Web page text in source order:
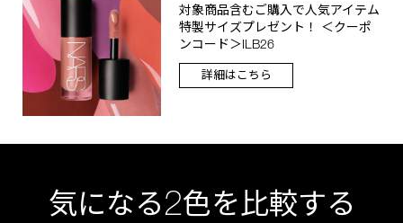
対象商品含むご購入で人気アイテム
特製サイズプレゼント！ ＜クーポ
ンコード＞ILB26
詳細はこちら
気になる2色を比較する